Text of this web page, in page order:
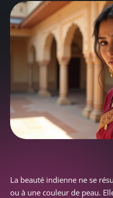
La beauté indienne ne se
ou à une couleur de peau.